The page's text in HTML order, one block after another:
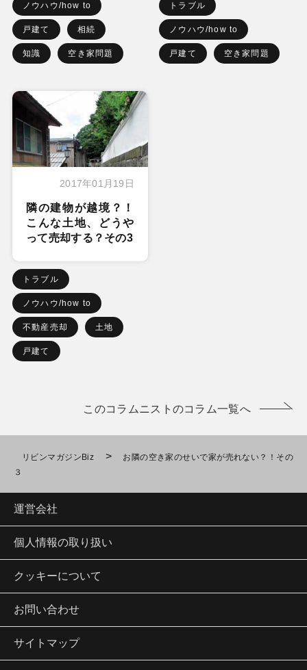
ノウハウ/how to
戸建て 相続
知識 空き家問題
トラブル
ノウハウ/how to
戸建て 空き家問題
2017年01月19日
隣の建物が越境？！
こんな土地、どうや
って売却する？その3
トラブル
ノウハウ/how to
不動産売却 土地
戸建て
このコラムニストのコラム一覧へ
リビンマガジンBiz >
お隣の空き家のせいで家が売れない？！その
３
運営会社
個人情報の取り扱い
クッキーについて
お問い合わせ
サイトマップ